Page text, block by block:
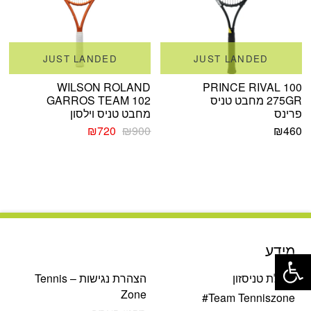
JUST LANDED
PRINCE RIVAL 100
275GR מחבט טניס
פרינס
₪460
JUST LANDED
WILSON ROLAND
GARROS TEAM 102
מחבט טניס וילסון
₪900
המחיר
₪720 המחיר
מידע
קהילת טניסזון
Team Tenniszone#
הצהרת נגישות – Tennis
Zone
פתח סרגל נגישות